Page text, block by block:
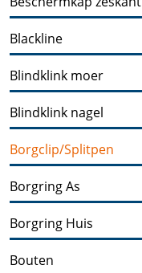
Blackline
Blindklink moer
Blindklink nagel
Borgclip/Splitpen
Borgring As
Borgring Huis
Bouten